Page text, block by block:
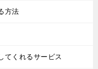
方法
てくれるサービス